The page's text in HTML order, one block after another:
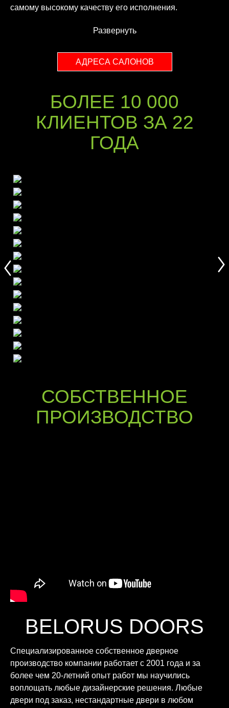
самому высокому качеству его исполнения.
Развернуть
АДРЕСА САЛОНОВ
БОЛЕЕ 10 000
КЛИЕНТОВ ЗА 22
ГОДА
СОБСТВЕННОЕ
ПРОИЗВОДСТВО
BELORUS DOORS
Специализированное собственное дверное
производство компании работает с 2001 года и за
более чем 20-летний опыт работ мы научились
воплощать любые дизайнерские решения. Любые
двери под заказ, нестандартные двери в любом